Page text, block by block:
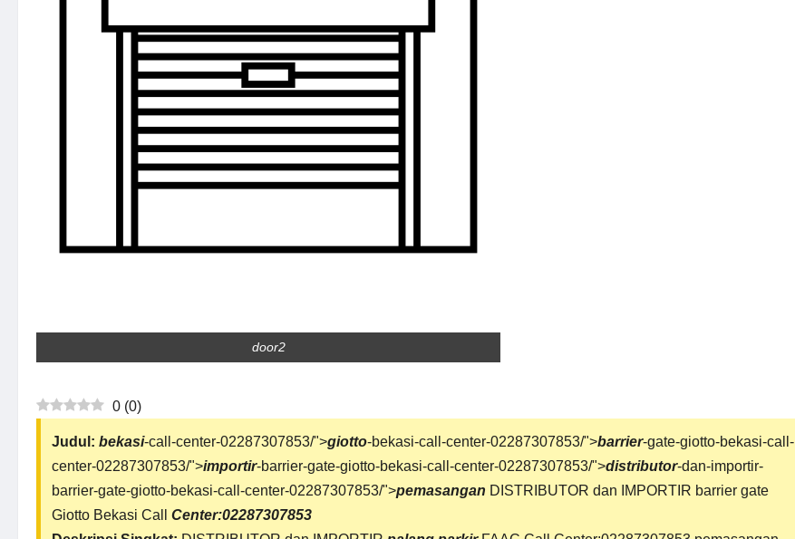
door2
0 (0)
Judul: bekasi-call-center-02287307853/">giotto-bekasi-call-center-02287307853/">barrier-gate-giotto-bekasi-call-
center-02287307853/">importir-barrier-gate-giotto-bekasi-call-center-02287307853/">distributor-dan-importir-
barrier-gate-giotto-bekasi-call-center-02287307853/">pemasangan DISTRIBUTOR dan IMPORTIR barrier gate
Giotto Bekasi Call Center:02287307853